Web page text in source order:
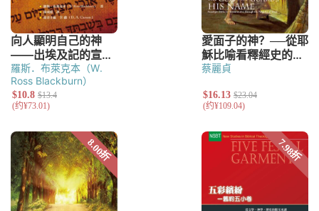
羅斯．布萊克本（W.
Ross Blackburn）
蔡麗貞